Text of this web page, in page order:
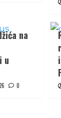
na
u
0